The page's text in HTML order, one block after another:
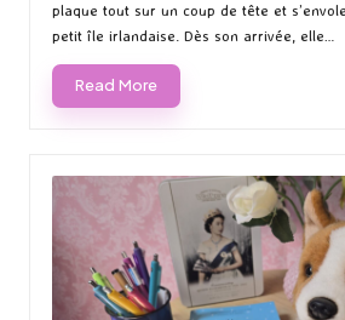
plaque tout sur un coup de tête et
petit île irlandaise. Dès son arrivée, elle…
Read More